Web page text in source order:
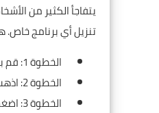
تنزيل أي برنامج
الخطوة 1: قم بفتح Safari بشكل طبيعي وانتقل إلى YouTube.
الخطوة 2: اذهب إلى الفيديو الذي تريد تشغيله في الخلفية.